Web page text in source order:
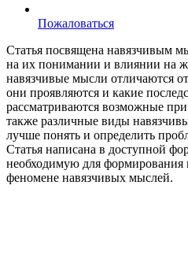
Пожаловаться
Статья посвящена навязчивым
на их понимании и влиянии на
навязчивые мысли отличаются
они проявляются и какие
рассматриваются возможные
также различные виды
лучше понять и определить
Статья написана в доступной
необходимую для формирования
феномене навязчивых мыслей.